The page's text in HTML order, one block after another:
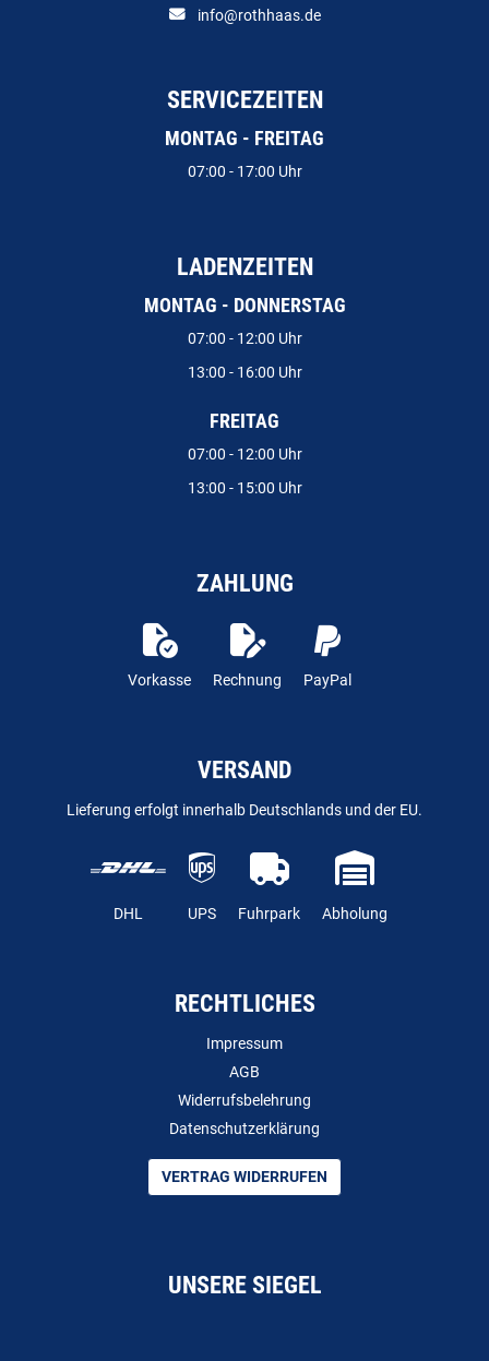
info@rothhaas.de
SERVICEZEITEN
MONTAG - FREITAG
07:00 - 17:00 Uhr
LADENZEITEN
MONTAG - DONNERSTAG
07:00 - 12:00 Uhr
13:00 - 16:00 Uhr
FREITAG
07:00 - 12:00 Uhr
13:00 - 15:00 Uhr
ZAHLUNG
Vorkasse Rechnung PayPal
VERSAND
Lieferung erfolgt innerhalb Deutschlands und der EU.
DHL UPS Fuhrpark Abholung
RECHTLICHES
Impressum
AGB
Widerrufsbelehrung
Datenschutzerklärung
VERTRAG WIDERRUFEN
UNSERE SIEGEL